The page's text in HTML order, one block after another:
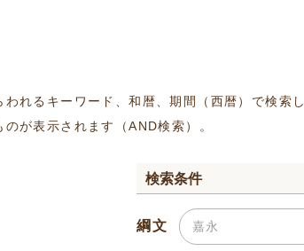
れるキーワード、和暦、期間（西暦）で検
が表示されます（AND検索）。
検索条件
綱文